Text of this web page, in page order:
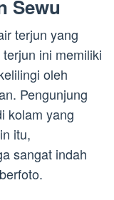
Sewu
terjun yang
ini memiliki
oleh
Pengunjung
kolam yang
itu,
sangat indah